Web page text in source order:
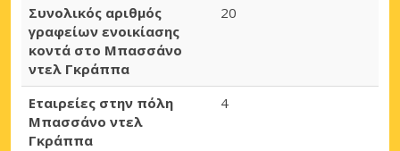
Συνολικός αριθμός
γραφείων ενοικίασης
κοντά στο Μπασσάνο
ντελ Γκράππα
20
Εταιρείες στην πόλη
Μπασσάνο ντελ
Γκράππα
4